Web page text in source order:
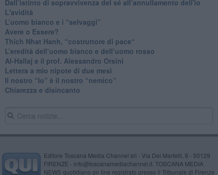
​Dall’istinto di sopravvivenza del sé all’annullamento dell'io
L'avidità
​L’uomo bianco e i “selvaggi”
​Avere o Essere?
​Thich Nhat Hanh, “costruttore di pace“
​L’eredità dell’uomo bianco e dell’uomo rosso
Al-Hallaj e il prof. Alessandro Orsini
​Lettera a mio nipote di due mesi
​Il nostro “Io” è il nostro “nemico”
​Chiarezza e disincanto
Editore Toscana Media Channel srl - Via Dei Martelli, 8 - 50129
FIRENZE - info@toscanamediachannel.it. TOSCANA MEDIA
NEWS quotidiano on line registrato presso il Tribunale di Firenze